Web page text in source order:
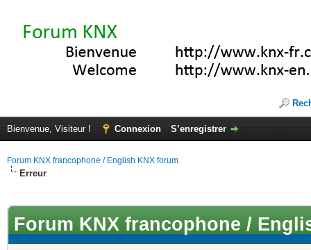
Bienvenue, Visiteur ! Connexion S’enregistrer
Forum KNX francophone / English KNX forum
Erreur
Forum KNX francophone /